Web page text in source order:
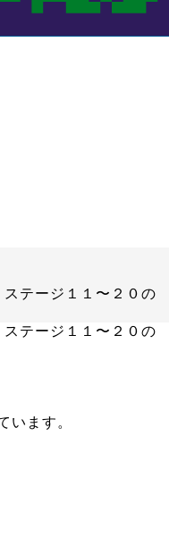
ステージ１１〜２０の
ステージ１１〜２０の
います。